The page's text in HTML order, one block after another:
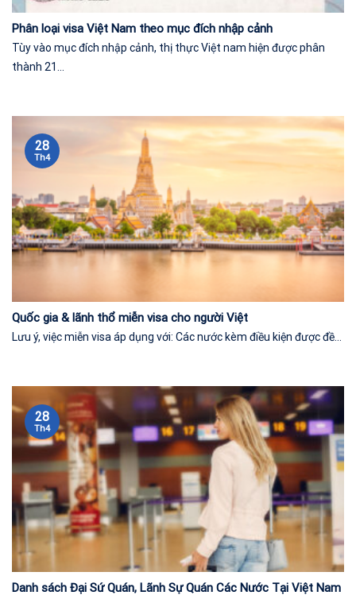
Phân loại visa Việt Nam theo mục đích nhập cảnh
Tùy vào mục đích nhập cảnh, thị thực Việt nam hiện được phân
thành 21...
Quốc gia & lãnh thổ miễn visa cho người Việt
Lưu ý, việc miễn visa áp dụng với: Các nước kèm điều kiện được đề...
28
Th4
Danh sách Đại Sứ Quán, Lãnh Sự Quán Các Nước Tại Việt Nam
28
Th4